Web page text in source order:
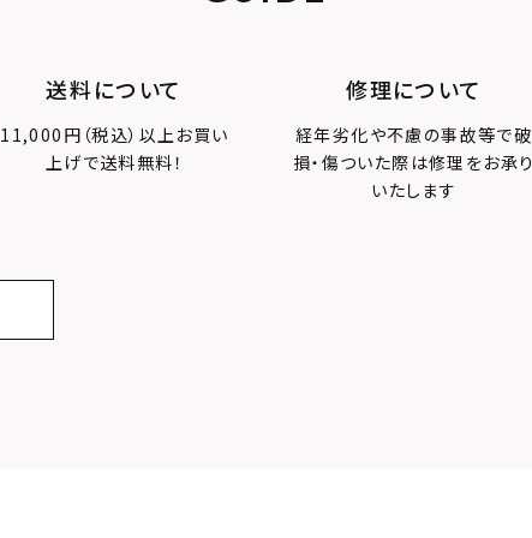
送料について
11,000円（税込）以上お買い
上げで送料無料！
修理について
経年劣化や不慮の事故等で破
損・傷ついた際は修理をお承り
いたします